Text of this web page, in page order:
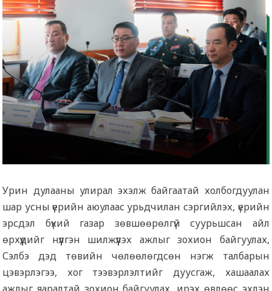
Урин дулааны улирал эхэлж байгаатай холбогдуулан
шар усны үерийн аюулаас урьдчилан сэргийлэх, үерийн
эрсдэл бүхий газар зөвшөөрөлгүй суурьшсан айл
өрхүүдийг нүүлгэн шилжүүлэх ажлыг зохион байгуулах,
Сэлбэ дэд төвийн чөлөөлөгдсөн нэгж талбарын
цэвэрлэгээ, хог тээвэрлэлтийг дуусгаж, хашаалах